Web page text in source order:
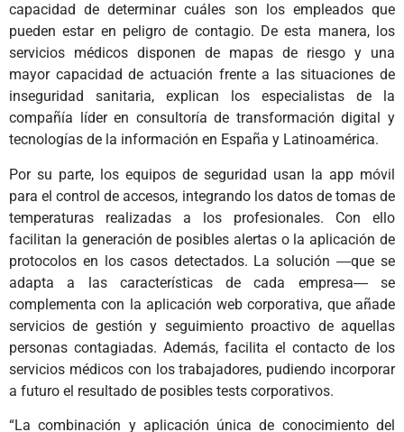
capacidad de determinar cuáles son los empleados que
pueden estar en peligro de contagio. De esta manera, los
servicios médicos disponen de mapas de riesgo y una
mayor capacidad de actuación frente a las situaciones de
inseguridad sanitaria, explican los especialistas de la
compañía líder en consultoría de transformación digital y
tecnologías de la información en España y Latinoamérica.
Por su parte, los equipos de seguridad usan la app móvil
para el control de accesos, integrando los datos de tomas de
temperaturas realizadas a los profesionales. Con ello
facilitan la generación de posibles alertas o la aplicación de
protocolos en los casos detectados. La solución ―que se
adapta a las características de cada empresa― se
complementa con la aplicación web corporativa, que añade
servicios de gestión y seguimiento proactivo de aquellas
personas contagiadas. Además, facilita el contacto de los
servicios médicos con los trabajadores, pudiendo incorporar
a futuro el resultado de posibles tests corporativos.
“La combinación y aplicación única de conocimiento del